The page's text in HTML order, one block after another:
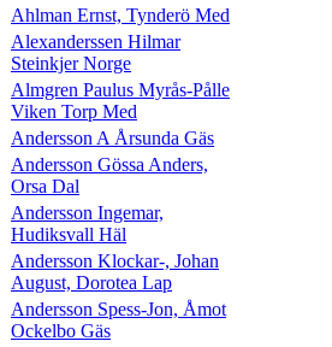
Ahlman Ernst, Tynderö Med
Alexanderssen Hilmar
Steinkjer Norge
Almgren Paulus Myrås-Pålle
Viken Torp Med
Andersson A Årsunda Gäs
Andersson Gössa Anders,
Orsa Dal
Andersson Ingemar,
Hudiksvall Häl
Andersson Klockar-, Johan
August, Dorotea Lap
Andersson Spess-Jon, Åmot
Ockelbo Gäs